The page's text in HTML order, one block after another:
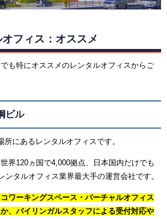
フィス：オススメ
も特にオススメのレンタルオフィスからご
ビル
にあるレンタルオフィスです。
界120ヵ国で4,000拠点、日本国内だけでも
ンタルオフィス業界最大手の運営会社です。
ワーキングスペース・バーチャルオフィス
、バイリンガルスタッフによる受付対応や